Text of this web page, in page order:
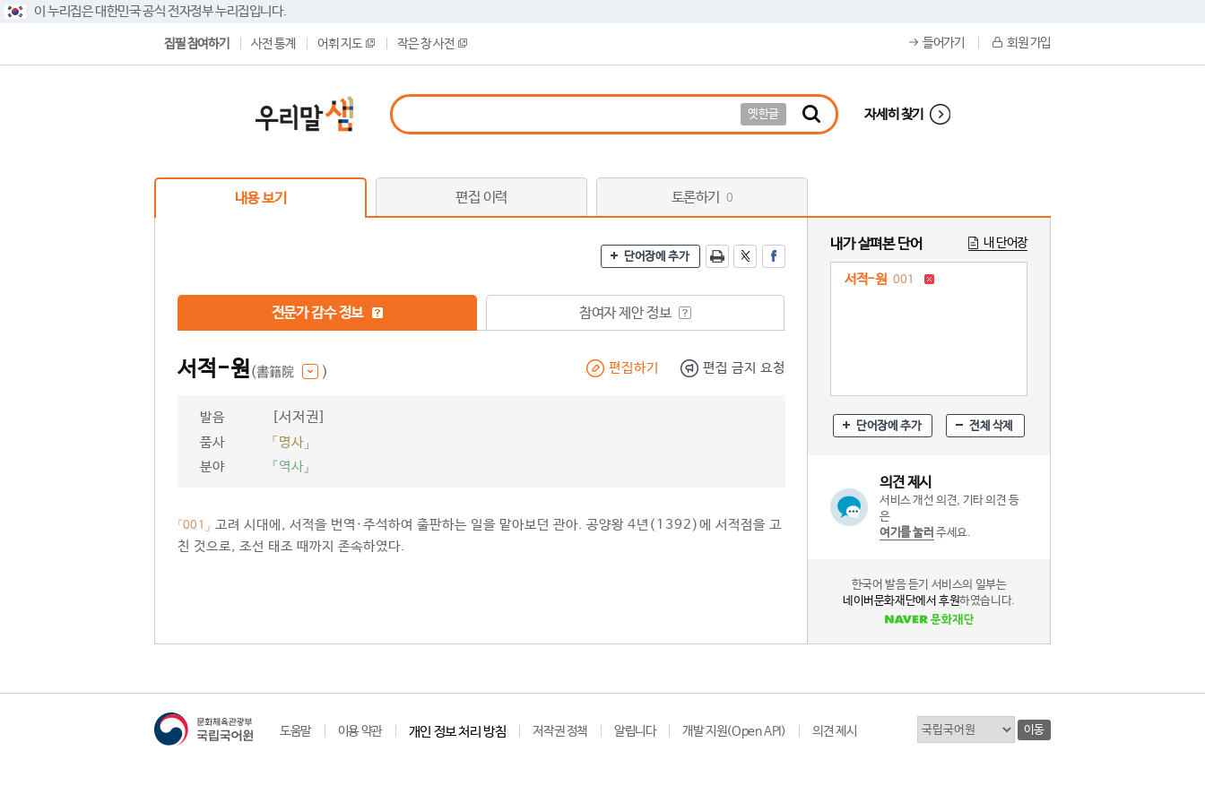
이 누리집은 대한민국 공식 전자정부 누리집입니다.
집필 참여하기 사전 통계 어휘 지도 작은 창 사전 들어가기 회원 가입
옛한글 자세히 찾기
내용 보기 편집 이력 토론하기 0
단어장에 추가
전문가 감수 정보 참여자 제안 정보
서적-원(書籍院 ) 편집하기 편집 금지 요청
발음 [서저권]
품사
「명사」
분야
『역사』
「001」 고려 시대에, 서적을 번역·주석하여 출판하는 일을 맡아보던 관아. 공양왕 4년(1392)에 서적점을 고
친 것으로, 조선 태조 때까지 존속하였다.
내가 살펴본 단어 내 단어장
서적-원 001
단어장에 추가 전체 삭제
의견 제시
서비스 개선 의견, 기타 의견 등
은
여기를 눌러 주세요.
한국어 발음 듣기 서비스의 일부는
네이버문화재단에서 후원하였습니다.
도움말 이용 약관 개인 정보 처리 방침 저작권 정책 알립니다 개발 지원(Open API) 의견 제시 이동